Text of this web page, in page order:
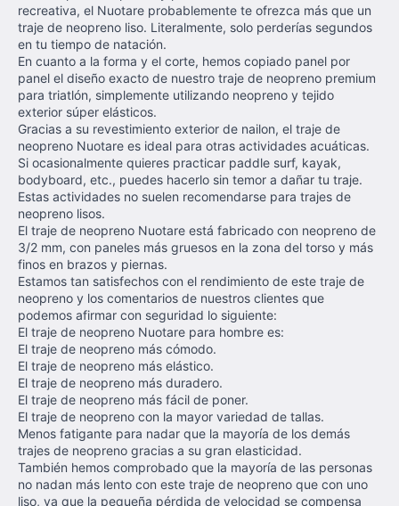
recreativa, el Nuotare probablemente te ofrezca más que un
traje de neopreno liso. Literalmente, solo perderías segundos
en tu tiempo de natación.
En cuanto a la forma y el corte, hemos copiado panel por
panel el diseño exacto de nuestro traje de neopreno premium
para triatlón, simplemente utilizando neopreno y tejido
exterior súper elásticos.
Gracias a su revestimiento exterior de nailon, el traje de
neopreno Nuotare es ideal para otras actividades acuáticas.
Si ocasionalmente quieres practicar paddle surf, kayak,
bodyboard, etc., puedes hacerlo sin temor a dañar tu traje.
Estas actividades no suelen recomendarse para trajes de
neopreno lisos.
El traje de neopreno Nuotare está fabricado con neopreno de
3/2 mm, con paneles más gruesos en la zona del torso y más
finos en brazos y piernas.
Estamos tan satisfechos con el rendimiento de este traje de
neopreno y los comentarios de nuestros clientes que
podemos afirmar con seguridad lo siguiente:
El traje de neopreno Nuotare para hombre es:
El traje de neopreno más cómodo.
El traje de neopreno más elástico.
El traje de neopreno más duradero.
El traje de neopreno más fácil de poner.
El traje de neopreno con la mayor variedad de tallas.
Menos fatigante para nadar que la mayoría de los demás
trajes de neopreno gracias a su gran elasticidad.
También hemos comprobado que la mayoría de las personas
no nadan más lento con este traje de neopreno que con uno
liso, ya que la pequeña pérdida de velocidad se compensa